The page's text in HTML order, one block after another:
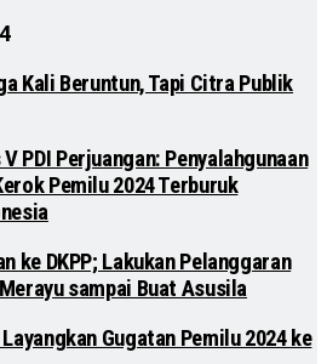
Kali Beruntun, Tapi Citra Publik
PDI Perjuangan: Penyalahgunaan
Pemilu 2024 Terburuk
ke DKPP; Lakukan Pelanggaran
sampai Buat Asusila
Gugatan Pemilu 2024 ke